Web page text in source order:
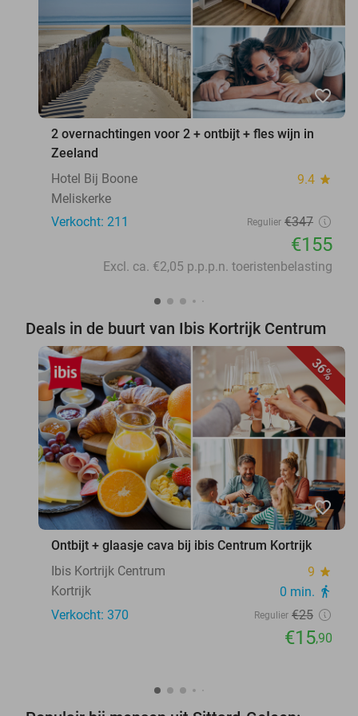
favorite_border
2 overnachtingen voor 2 + ontbijt + fles wijn in
Zeeland
Hotel Bij Boone
9.4 star
Meliskerke
Verkocht: 211
Regulier €347
€155
Excl. ca. €2,05 p.p.p.n. toeristenbelasting
Deals in de buurt van Ibis Kortrijk Centrum
36%
favorite_border
Ontbijt + glaasje cava bij ibis Centrum Kortrijk
Ibis Kortrijk Centrum
9 star
Kortrijk 0 min. directions_walk
Verkocht: 370 Regulier €25
€15,90